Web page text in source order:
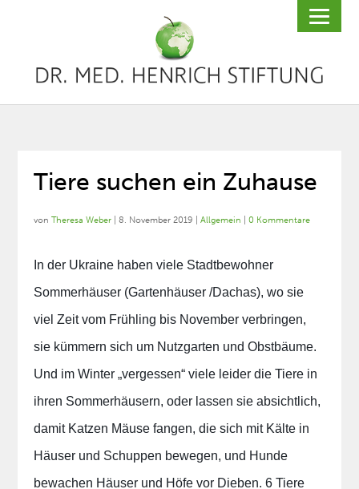
Tiere suchen ein Zuhause
vonTheresa Weber |8. November 2019 |Allgemein |0 Kommentare
In der Ukraine haben viele Stadtbewohner
Sommerhäuser (Gartenhäuser /Dachas), wo sie
viel Zeit vom Frühling bis November verbringen,
sie kümmern sich um Nutzgarten und Obstbäume.
Und im Winter „vergessen“ viele leider die Tiere in
ihren Sommerhäusern, oder lassen sie absichtlich,
damit Katzen Mäuse fangen, die sich mit Kälte in
Häuser und Schuppen bewegen, und Hunde
bewachen Häuser und Höfe vor Dieben. 6 Tiere